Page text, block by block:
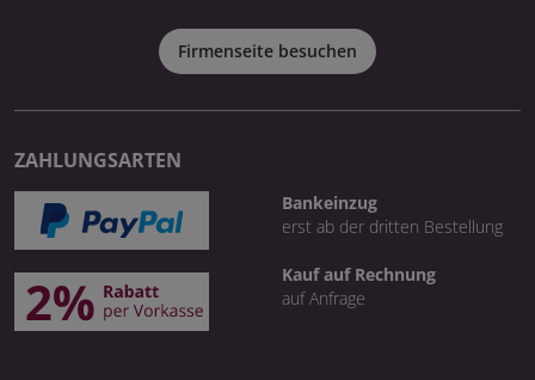
Firmenseite besuchen
ZAHLUNGSARTEN
Bankeinzug
erst ab der dritten Bestellung
Kauf auf Rechnung
auf Anfrage